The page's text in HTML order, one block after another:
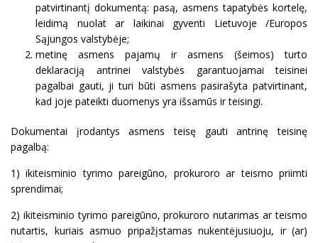
patvirtinantį dokumentą: pasą, asmens tapatybės kortelę,
leidimą nuolat ar laikinai gyventi Lietuvoje /Europos
Sąjungos valstybėje;
metinę asmens pajamų ir asmens (šeimos) turto
deklaraciją antrinei valstybės garantuojamai teisinei
pagalbai gauti, ji turi būti asmens pasirašyta patvirtinant,
kad joje pateikti duomenys yra išsamūs ir teisingi.
Dokumentai įrodantys asmens teisę gauti antrinę teisinę
pagalbą:
1) ikiteisminio tyrimo pareigūno, prokuroro ar teismo priimti
sprendimai;
2) ikiteisminio tyrimo pareigūno, prokuroro nutarimas ar teismo
nutartis, kuriais asmuo pripažįstamas nukentėjusiuoju, ir (ar)